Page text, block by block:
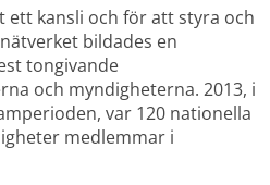
ett kansli och för att styra och
bildades en
tongivande
och myndigheterna. 2013, i
var 120 nationella
medlemmar i